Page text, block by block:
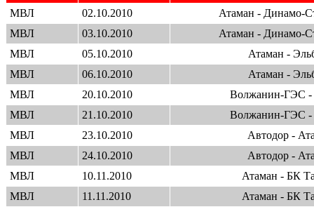
МВЛ
02.10.2010
Атаман - Динамо-
МВЛ
03.10.2010
Атаман - Динамо-
МВЛ
05.10.2010
Атаман -
МВЛ
06.10.2010
Атаман -
МВЛ
20.10.2010
Волжанин-ГЭС -
МВЛ
21.10.2010
Волжанин-ГЭС -
МВЛ
23.10.2010
Автодор -
МВЛ
24.10.2010
Автодор -
МВЛ
10.11.2010
Атаман - БК
МВЛ
11.11.2010
Атаман - БК